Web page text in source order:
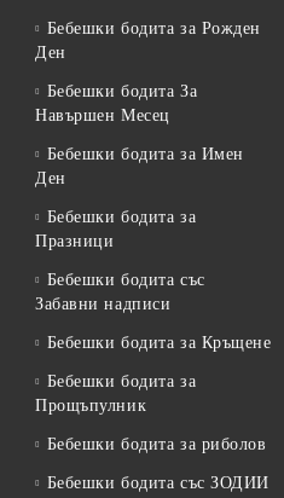
Бебешки бодита за Рожден
Ден
Бебешки бодита За
Навършен Месец
Бебешки бодита за Имен
Ден
Бебешки бодита за
Празници
Бебешки бодита със
Забавни надписи
Бебешки бодита за Кръщене
Бебешки бодита за
Прощъпулник
Бебешки бодита за риболов
Бебешки бодита със ЗОДИИ